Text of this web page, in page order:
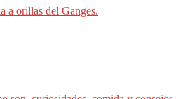
a orillas del Ganges.